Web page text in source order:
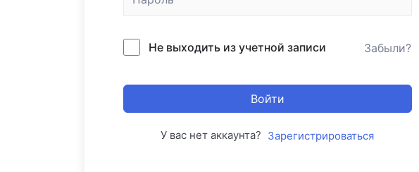
Не выходить из учетной записи Забыли?
Войти
У вас нет аккаунта? Зарегистрироваться